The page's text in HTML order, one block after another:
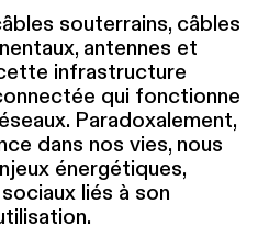
souterrains, câbles
antennes et
infra­struc­ture
qui fonctionne
Para­doxale­ment,
dans nos vies, nous
énergé­tiques,
liés à son